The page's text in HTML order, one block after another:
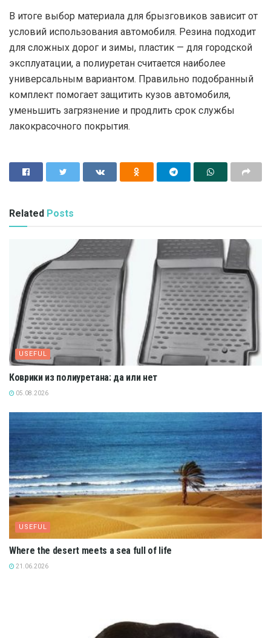
В итоге выбор материала для брызговиков зависит от
условий использования автомобиля. Резина подходит
для сложных дорог и зимы, пластик — для городской
эксплуатации, а полиуретан считается наиболее
универсальным вариантом. Правильно подобранный
комплект помогает защитить кузов автомобиля,
уменьшить загрязнение и продлить срок службы
лакокрасочного покрытия.
Related Posts
USEFUL
Коврики из полиуретана: да или нет
05.08.2026
USEFUL
Where the desert meets a sea full of life
21.06.2026